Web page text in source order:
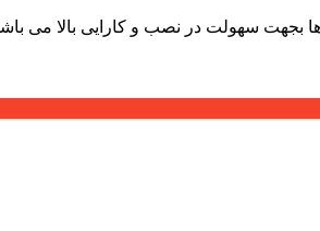
بجهت سهولت در نصب و کارایی بالا می